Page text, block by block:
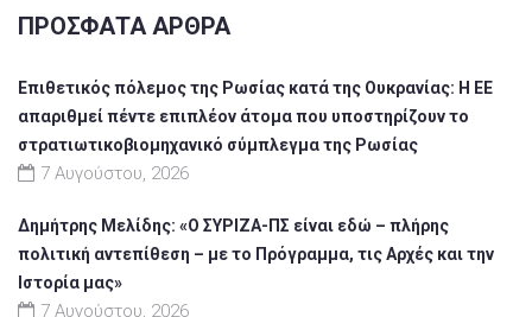
ΠΡΌΣΦΑΤΑ ΆΡΘΡΑ
Επιθετικός πόλεμος της Ρωσίας κατά της Ουκρανίας: Η ΕΕ
απαριθμεί πέντε επιπλέον άτομα που υποστηρίζουν το
στρατιωτικοβιομηχανικό σύμπλεγμα της Ρωσίας
7 Αυγούστου, 2026
Δημήτρης Μελίδης: «Ο ΣΥΡΙΖΑ-ΠΣ είναι εδώ – πλήρης
πολιτική αντεπίθεση – με το Πρόγραμμα, τις Αρχές και την
Ιστορία μας»
7 Αυγούστου, 2026